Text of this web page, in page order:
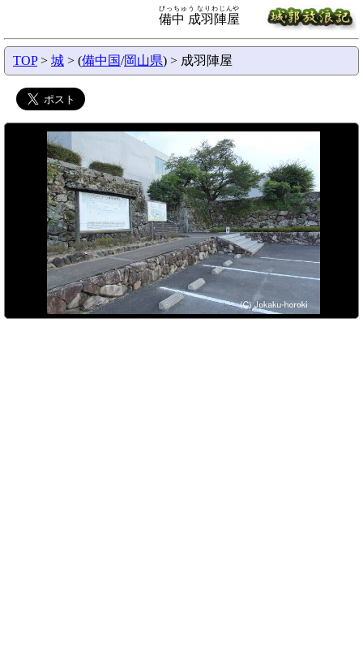
備中 成羽陣屋
びっちゅう なりわじんや
TOP> 城 > (備中国/岡山県) > 成羽陣屋